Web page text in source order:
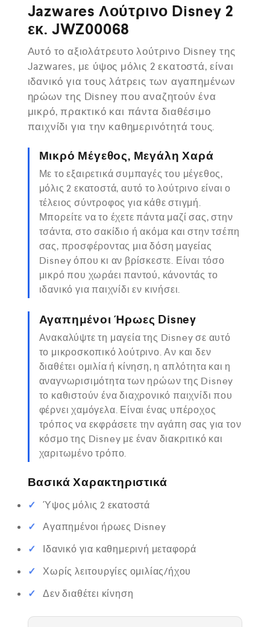
Jazwares Λούτρινο Disney 2
εκ. JWZ00068
Αυτό το αξιολάτρευτο λούτρινο Disney της
Jazwares, με ύψος μόλις 2 εκατοστά, είναι
ιδανικό για τους λάτρεις των αγαπημένων
ηρώων της Disney που αναζητούν ένα
μικρό, πρακτικό και πάντα διαθέσιμο
παιχνίδι για την καθημερινότητά τους.
Μικρό Μέγεθος, Μεγάλη Χαρά
Με το εξαιρετικά συμπαγές του μέγεθος,
μόλις 2 εκατοστά, αυτό το λούτρινο είναι ο
τέλειος σύντροφος για κάθε στιγμή.
Μπορείτε να το έχετε πάντα μαζί σας, στην
τσάντα, στο σακίδιο ή ακόμα και στην τσέπη
σας, προσφέροντας μια δόση μαγείας
Disney όπου κι αν βρίσκεστε. Είναι τόσο
μικρό που χωράει παντού, κάνοντάς το
ιδανικό για παιχνίδι εν κινήσει.
Αγαπημένοι Ήρωες Disney
Ανακαλύψτε τη μαγεία της Disney σε αυτό
το μικροσκοπικό λούτρινο. Αν και δεν
διαθέτει ομιλία ή κίνηση, η απλότητα και η
αναγνωρισιμότητα των ηρώων της Disney
το καθιστούν ένα διαχρονικό παιχνίδι που
φέρνει χαμόγελα. Είναι ένας υπέροχος
τρόπος να εκφράσετε την αγάπη σας για τον
κόσμο της Disney με έναν διακριτικό και
χαριτωμένο τρόπο.
Βασικά Χαρακτηριστικά
Ύψος μόλις 2 εκατοστά
Αγαπημένοι ήρωες Disney
Ιδανικό για καθημερινή μεταφορά
Χωρίς λειτουργίες ομιλίας/ήχου
Δεν διαθέτει κίνηση